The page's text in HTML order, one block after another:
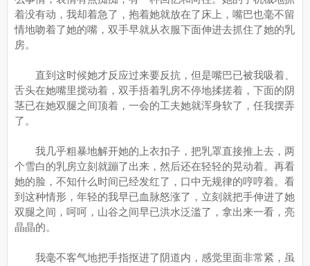
着没有动，我却着急了，抱着她就放在了床上，嘴巴也毫不留
情地吻着了她的嘴，双手早就从衣服下面伸进去抓住了她的乳
房。
直到这时候她才反应过来要反抗，但是嘴巴已被我吸着、
舌头在她嘴里搅动着，双手捂着乳房不停地揉搓着，下面的阴
茎已在她双腿之间顶着，一会的工夫她就浑身软了，任我摆弄
了。
我几乎粗暴地解开她的上衣扣子，把乳罩直接推上去，两
个雪白的乳房立刻就蹦了出来，然后还在轻轻的晃动着。再看
她的脸，不知什么时间已经发红了，口中无规律的哼哼着。看
到这种情形，年轻的我早已血脉怒涨了，立刻就把手伸进了她
双腿之间，呵呵，山谷之间早已洪水泛滥了，拿出来一看，亮
晶晶的。
我毫不客气地把手指抠进了阴道内，感觉里面非常紧，虽